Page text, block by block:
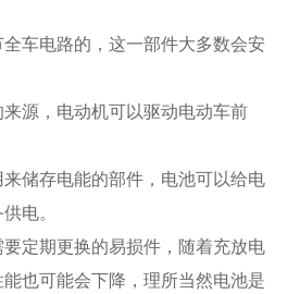
车电路的，这一部件大多数会安
源，电动机可以驱动电动车前
储存电能的部件，电池可以给电
电。
定期更换的易损件，随着充放电
也可能会下降，理所当然电池是